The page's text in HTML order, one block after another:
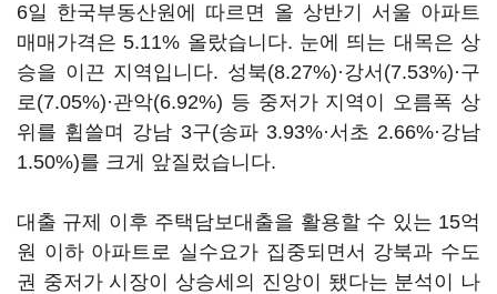
6일 한국부동산원에 따르면 올 상반기 서울 아파트
매매가격은 5.11% 올랐습니다. 눈에 띄는 대목은 상
승을 이끈 지역입니다. 성북(8.27%)·강서(7.53%)·구
로(7.05%)·관악(6.92%) 등 중저가 지역이 오름폭 상
위를 휩쓸며 강남 3구(송파 3.93%·서초 2.66%·강남
1.50%)를 크게 앞질렀습니다.
대출 규제 이후 주택담보대출을 활용할 수 있는 15억
원 이하 아파트로 실수요가 집중되면서 강북과 수도
권 중저가 시장이 상승세의 진앙이 됐다는 분석이 나